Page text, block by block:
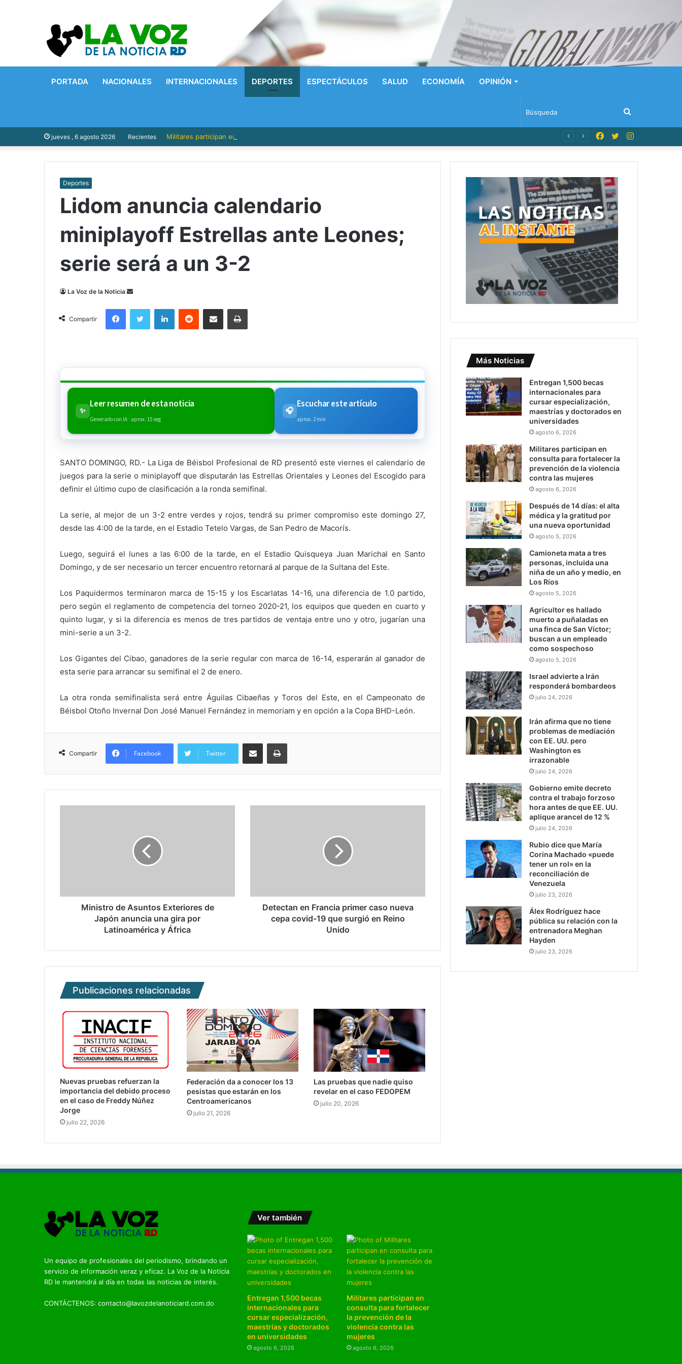
PORTADA NACIONALES INTERNACIONALES DEPORTES ESPECTÁCULOS SALUD ECONOMÍA OPINIÓN
Búsqueda
jueves , 6 agosto 2026 Recientes Militares participan en consulta para fortalecer la prevención de la violencia contra las mujeres Instagram
Twitter
Facebook
Deportes
Lidom anuncia calendario
miniplayoff Estrellas ante Leones;
serie será a un 3-2
La Voz de la Noticia
Send
email
Compartir
FacebookTwitter LinkedInReddit Compartir via Email Imprimi
✨
Leer resumen de esta noticia
Generado con IA · aprox. 15 seg
🎧
Escuchar este artículo
aprox. 2 min
SANTO DOMINGO, RD.- La Liga de Béisbol Profesional de RD presentó este viernes el calendario de
juegos para la serie o miniplayoff que disputarán las Estrellas Orientales y Leones del Escogido para
definir el último cupo de clasificación a la ronda semifinal.
La serie, al mejor de un 3-2 entre verdes y rojos, tendrá su primer compromiso este domingo 27,
desde las 4:00 de la tarde, en el Estadio Tetelo Vargas, de San Pedro de Macorís.
Luego, seguirá el lunes a las 6:00 de la tarde, en el Estadio Quisqueya Juan Marichal en Santo
Domingo, y de ser necesario un tercer encuentro retornará al parque de la Sultana del Este.
Los Paquidermos terminaron marca de 15-15 y los Escarlatas 14-16, una diferencia de 1.0 partido,
pero según el reglamento de competencia del torneo 2020-21, los equipos que queden en cuarto y
quinto lugar, y si la diferencia es menos de tres partidos de ventaja entre uno y otro, jugarían una
mini-serie a un 3-2.
Los Gigantes del Cibao, ganadores de la serie regular con marca de 16-14, esperarán al ganador de
esta serie para arrancar su semifinal el 2 de enero.
La otra ronda semifinalista será entre Águilas Cibaeñas y Toros del Este, en el Campeonato de
Béisbol Otoño Invernal Don José Manuel Fernández in memoriam y en opción a la Copa BHD-León.
Compartir Facebook Twitter
Compartir via Email Imprimi
Ministro de Asuntos Exteriores de
Japón anuncia una gira por
Latinoamérica y África
Detectan en Francia primer caso nueva
cepa covid-19 que surgió en Reino
Unido
Publicaciones relacionadas
Nuevas pruebas refuerzan la
importancia del debido proceso
en el caso de Freddy Núñez
Jorge
julio 22, 2026
Federación da a conocer los 13
pesistas que estarán en los
Centroamericanos
julio 21, 2026
Las pruebas que nadie quiso
revelar en el caso FEDOPEM
julio 20, 2026
Más Noticias
Entregan 1,500 becas
internacionales para
cursar especialización,
maestrías y doctorados en
universidades
agosto 6, 2026
Militares participan en
consulta para fortalecer la
prevención de la violencia
contra las mujeres
agosto 6, 2026
Después de 14 días: el alta
médica y la gratitud por
una nueva oportunidad
agosto 5, 2026
Camioneta mata a tres
personas, incluida una
niña de un año y medio, en
Los Ríos
agosto 5, 2026
Agricultor es hallado
muerto a puñaladas en
una finca de San Víctor;
buscan a un empleado
como sospechoso
agosto 5, 2026
Israel advierte a Irán
responderá bombardeos
julio 24, 2026
Irán afirma que no tiene
problemas de mediación
con EE. UU. pero
Washington es
irrazonable
julio 24, 2026
Gobierno emite decreto
contra el trabajo forzoso
hora antes de que EE. UU.
aplique arancel de 12 %
julio 24, 2026
Rubio dice que María
Corina Machado «puede
tener un rol» en la
reconciliación de
Venezuela
julio 23, 2026
Álex Rodríguez hace
pública su relación con la
entrenadora Meghan
Hayden
julio 23, 2026
Un equipo de profesionales del periodismo, brindando un
servicio de información veraz y eficaz. La Voz de la Noticia
RD le mantendrá al día en todas las noticias de interés.
CONTÁCTENOS: contacto@lavozdelanoticiard.com.do
Ver también
Entregan 1,500 becas
internacionales para
cursar especialización,
maestrías y doctorados
en universidades
agosto 6, 2026
Militares participan en
consulta para fortalecer
la prevención de la
violencia contra las
mujeres
agosto 6, 2026